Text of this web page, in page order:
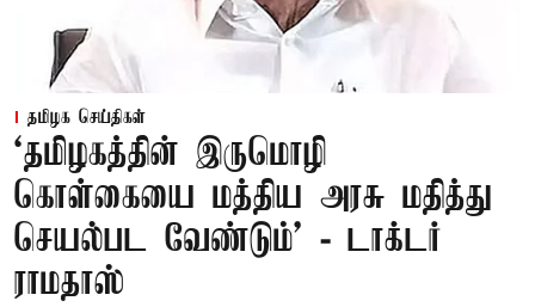
தமிழக செய்திகள்
‘தமிழகத்தின் இருமொழி
கொள்கையை மத்திய அரசு மதித்து
செயல்பட வேண்டும்’ - டாக்டர்
ராமதாஸ்